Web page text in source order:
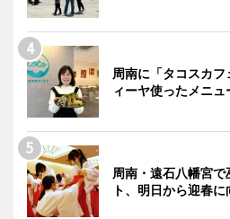
周南に「タコスカ
ィーヤ使ったメニュ
周南・遠石八幡宮
ト、明日から迎春